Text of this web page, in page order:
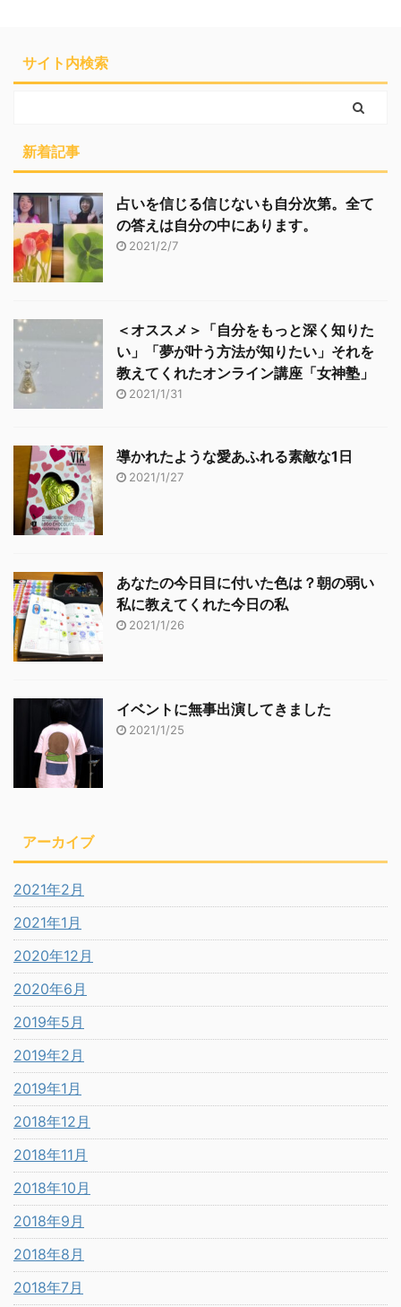
サイト内検索
新着記事
占いを信じる信じないも自分次第。全て
の答えは自分の中にあります。
2021/2/7
＜オススメ＞「自分をもっと深く知りた
い」「夢が叶う方法が知りたい」それを
教えてくれたオンライン講座「女神塾」
2021/1/31
導かれたような愛あふれる素敵な1日
2021/1/27
あなたの今日目に付いた色は？朝の弱い
私に教えてくれた今日の私
2021/1/26
イベントに無事出演してきました
2021/1/25
アーカイブ
2021年2月
2021年1月
2020年12月
2020年6月
2019年5月
2019年2月
2019年1月
2018年12月
2018年11月
2018年10月
2018年9月
2018年8月
2018年7月